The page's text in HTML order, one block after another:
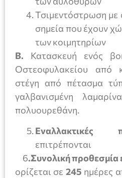
Τσιμεντόστρωση με
σημεία που έχουν
των κοιμητηρίων
Β. Κατασκευή ενός
Oστεοφυλακείου από
στέγη από πέτασμα
γαλβανισμένη
πολυουρεθάνη.
επιτρέπονται
6.Συνολική προθεσμία
ορίζεται σε 245 ημέρες